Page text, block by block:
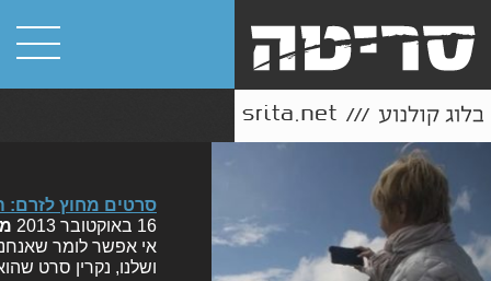
סרטים מחוץ לזרם:
16 באוקטובר 2013
אי אפשר לומר
ושלנו, נקרין סרט